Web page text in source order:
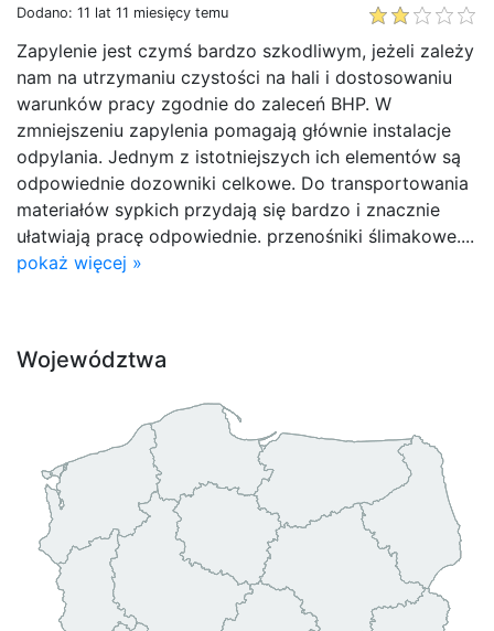
Dodano: 11 lat 11 miesięcy temu
Zapylenie jest czymś bardzo szkodliwym, jeżeli zależy
nam na utrzymaniu czystości na hali i dostosowaniu
warunków pracy zgodnie do zaleceń BHP. W
zmniejszeniu zapylenia pomagają głównie instalacje
odpylania. Jednym z istotniejszych ich elementów są
odpowiednie dozowniki celkowe. Do transportowania
materiałów sypkich przydają się bardzo i znacznie
ułatwiają pracę odpowiednie. przenośniki ślimakowe....
pokaż więcej »
Województwa